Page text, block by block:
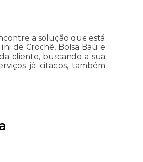
a solução que está
de Crochê, Bolsa Baú e
cliente, buscando a sua
já citados, também